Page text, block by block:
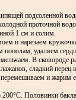
подсоленной
проточной
1 см и солим.
и нарезаем
пополам, удаляем
В сковороде
сладкий
и
200°С. Половинки